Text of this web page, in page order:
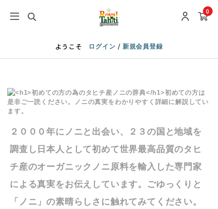
0
ようこそ ログイン/ 新規会員登録
２０００年に ノニ と出会い、２３の国と地域を
調査し日本人として初めて世界最高品質のタヒ
チ産のオーガニックノニ原料を輸入した専門家
による真実をお伝えしています。ごゆっくりと
「ノニ」の素晴らしさに触れてみてください。